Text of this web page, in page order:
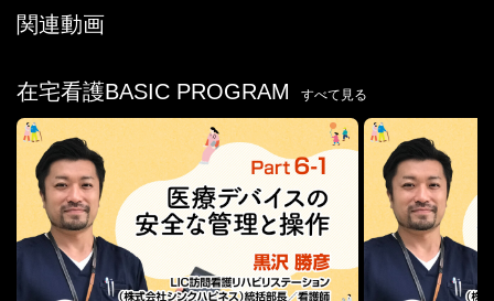
約20年間の病棟勤務。2005年に皮膚・排泄ケア認定看護師資格を
取得。
2018年より2023年春まで訪問看護ステーションで管理者をつとめ
る。
2023年4月「さかた さちこ ナースのアトリエ」を開設。
訪問看護の現場経験をいかしながら、皮膚・排泄ケア認定看護師
が持つ知識とスキルで医療/介護/当事者の境界を越えたフォローア
ップ活動を行っている。
■プログラム詳細
1.地域医療の現状
関連動画
在宅看護BASIC PROGRAM すべて見る